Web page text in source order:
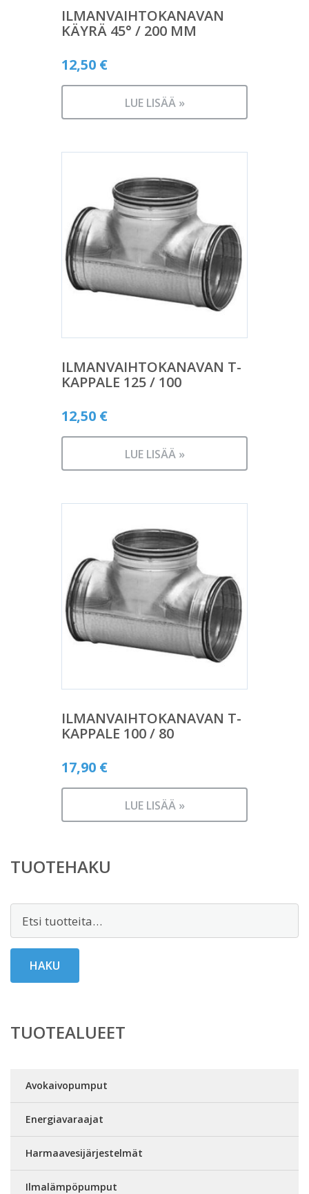
ILMANVAIHTOKANAVAN
KÄYRÄ 45° / 200 MM
12,50 €
LUE LISÄÄ »
ILMANVAIHTOKANAVAN T-
KAPPALE 125 / 100
12,50 €
LUE LISÄÄ »
ILMANVAIHTOKANAVAN T-
KAPPALE 100 / 80
17,90 €
LUE LISÄÄ »
TUOTEHAKU
HAKU
TUOTEALUEET
Avokaivopumput
Energiavaraajat
Harmaavesijärjestelmät
Ilmalämpöpumput